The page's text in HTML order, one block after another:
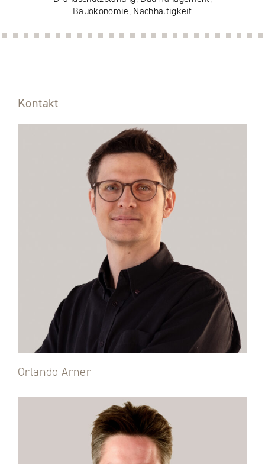
Bauökonomie, Nachhaltigkeit
Kontakt
Orlando Arner